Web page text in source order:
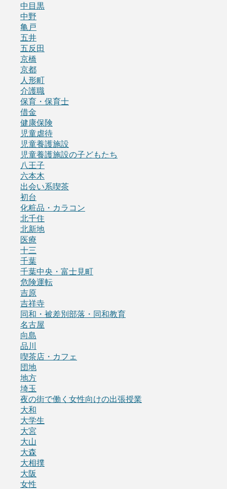
中目黒
中野
亀戸
五井
五反田
京橋
京都
人形町
介護職
保育・保育士
借金
健康保険
児童虐待
児童養護施設
児童養護施設の子どもたち
八王子
六本木
出会い系喫茶
初台
化粧品・カラコン
北千住
北新地
医療
十三
千葉
千葉中央・富士見町
危険運転
吉原
吉祥寺
同和・被差別部落・同和教育
名古屋
向島
品川
喫茶店・カフェ
団地
地方
埼玉
夜の街で働く女性向けの出張授業
大和
大学生
大宮
大山
大森
大相撲
大阪
女性